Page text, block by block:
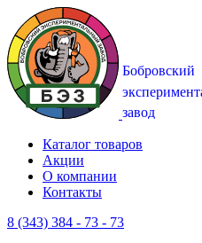
Каталог товаров
Акции
О компании
Контакты
8 (343) 384 - 73 - 73